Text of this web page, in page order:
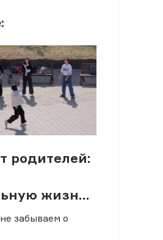
родителей:
жизнь
с
забываем о